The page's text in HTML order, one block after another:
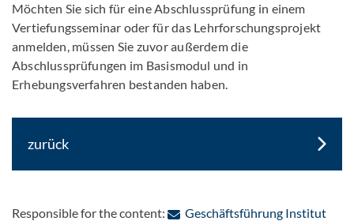
Möchten Sie sich für eine Abschlussprüfung in einem
Vertiefungsseminar oder für das Lehrforschungsprojekt
anmelden, müssen Sie zuvor außerdem die
Abschlussprüfungen im Basismodul und in
Erhebungsverfahren bestanden haben.
zurück
Responsible for the content:
Geschäftsführung Institut